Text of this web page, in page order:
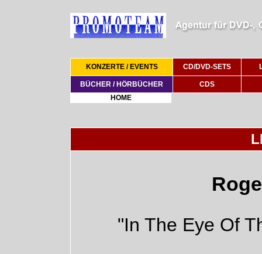
KONZERTE / EVENTS CD/DVD-SETS
BÜCHER / HÖRBÜCHER
CDS
HOME
"In The Eye Of